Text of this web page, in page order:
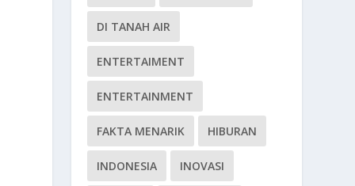
DI TANAH AIR
ENTERTAIMENT
ENTERTAINMENT
FAKTA MENARIK HIBURAN
INDONESIA INOVASI